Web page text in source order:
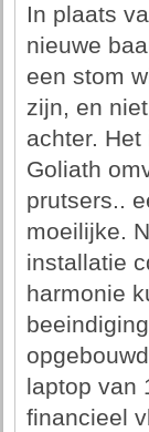
In plaats
nieuwe
een stom
zijn, en
achter.
Goliath
prutsers..
moeilijke.
installatie
harmonie
laptop van
financieel